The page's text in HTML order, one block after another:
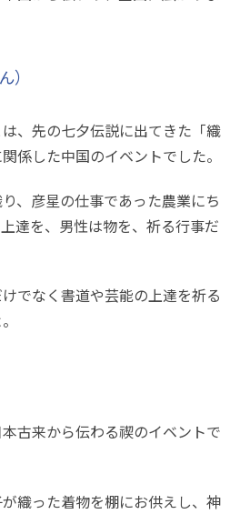
）
、先の七夕伝説に出てきた「織
係した中国のイベントでした。
、彦星の仕事であった農業にち
達を、男性は物を、祈る行事だ
でなく書道や芸能の上達を祈る
古来から伝わる禊のイベントで
織った着物を棚にお供えし、神